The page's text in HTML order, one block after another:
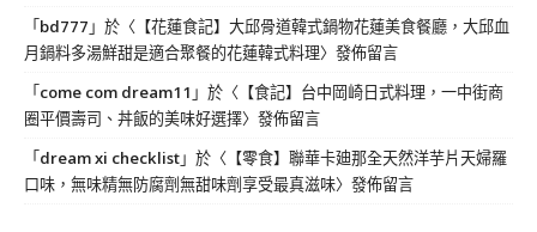
「bd777 」於〈 【花蓮食記】大邱骨道韓式鍋物花蓮美食餐廳，大邱血
月鍋料多湯鮮甜是適合聚餐的花蓮韓式料理〉發佈留言
「come com dream11 」於〈 【食記】台中岡崎日式料理，一中街商
圈平價壽司、丼飯的美味好選擇〉發佈留言
「dream xi checklist」於〈 【零食】聯華卡廸那全天然洋芋片天婦羅
口味，無味精無防腐劑無甜味劑享受最真滋味〉發佈留言